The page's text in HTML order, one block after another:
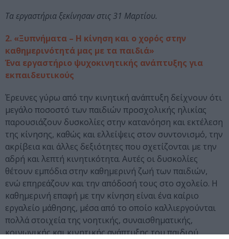
Τα εργαστήρια ξεκίνησαν στις 31 Μαρτίου.
2. «Ξυπνήματα – Η κίνηση και ο χορός στην
καθημερινότητά μας με τα παιδιά»
Ένα εργαστήριο ψυχοκινητικής ανάπτυξης για
εκπαιδευτικούς
Έρευνες γύρω από την κινητική ανάπτυξη δείχνουν ότι
μεγάλο ποσοστό των παιδιών προσχολικής ηλικίας
παρουσιάζουν δυσκολίες στην κατανόηση και εκτέλεση
της κίνησης, καθώς και ελλείψεις στον συντονισμό, την
ακρίβεια και άλλες δεξιότητες που σχετίζονται με την
αδρή και λεπτή κινητικότητα. Αυτές οι δυσκολίες
θέτουν εμπόδια στην καθημερινή ζωή των παιδιών,
ενώ επηρεάζουν και την απόδοσή τους στο σχολείο. Η
καθημερινή επαφή με την κίνηση είναι ένα καίριο
εργαλείο μάθησης, μέσα από το οποίο καλλιεργούνται
πολλά στοιχεία της νοητικής, συναισθηματικής,
κοινωνικής και κινητικής ανάπτυξης του παιδιού.